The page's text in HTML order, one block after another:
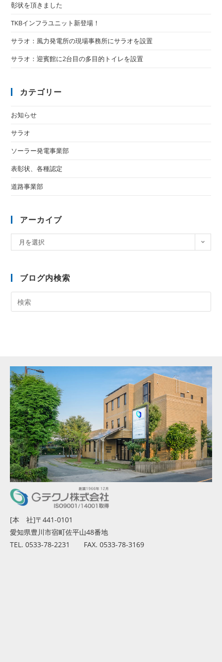
彰状を頂きました
TKBインフラユニット新登場！
サラオ：風力発電所の現場事務所にサラオを設置
サラオ：迎賓館に2台目の多目的トイレを設置
カテゴリー
お知らせ
サラオ
ソーラー発電事業部
表彰状、各種認定
道路事業部
アーカイブ
月を選択
ブログ内検索
[本 社]〒441-0101
愛知県豊川市宿町佐平山48番地
TEL. 0533-78-2231 FAX. 0533-78-3169